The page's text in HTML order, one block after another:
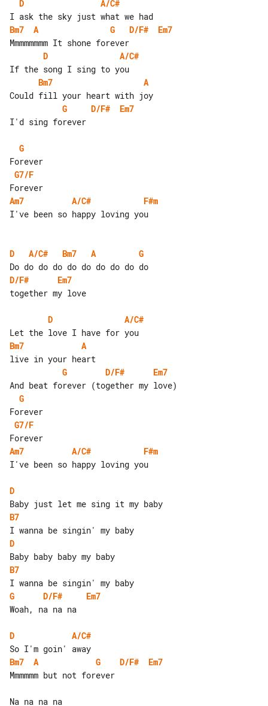
D
A/C#
Bm7
A G D/F#
Em7
D
A/C#
Bm7
A
G
D/F#
Em7
I'd sing forever
G
G7/F
Am7
A/C#
F#m
I've been so happy loving you
D A/C# Bm7 A
G
D/F#
Em7
together my love
D
A/C#
Bm7
A
G
D/F#
Em7
G
G7/F
Am7
A/C#
F#m
I've been so happy loving you
D
B7
D
B7
G
D/F#
Em7
Woah, na na na
D
A/C#
Bm7
A G D/F#
Em7
Mmmmmm but not forever